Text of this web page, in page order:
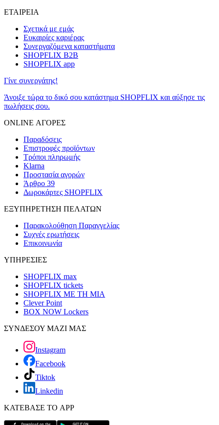
ΕΤΑΙΡΕΙΑ
Σχετικά με εμάς
Ευκαιρίες καριέρας
Συνεργαζόμενα καταστήματα
SHOPFLIX B2B
SHOPFLIX app
Γίνε συνεργάτης!
Άνοιξε τώρα το δικό σου κατάστημα SHOPFLIX και αύξησε τις
πωλήσεις σου.
ONLINE ΑΓΟΡΕΣ
Παραδόσεις
Επιστροφές προϊόντων
Τρόποι πληρωμής
Klarna
Προστασία αγορών
Άρθρο 39
Δωροκάρτες SHOPFLIX
ΕΞΥΠΗΡΕΤΗΣΗ ΠΕΛΑΤΩΝ
Παρακολούθηση Παραγγελίας
Συχνές ερωτήσεις
Επικοινωνία
ΥΠΗΡΕΣΙΕΣ
SHOPFLIX max
SHOPFLIX tickets
SHOPFLIX ΜΕ ΤΗ ΜΙΑ
Clever Point
BOX NOW Lockers
ΣΥΝΔΕΣΟΥ ΜΑΖΙ ΜΑΣ
Instagram
Facebook
Tiktok
Linkedin
ΚΑΤΕΒΑΣΕ ΤΟ APP